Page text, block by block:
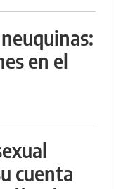
en el
cuenta